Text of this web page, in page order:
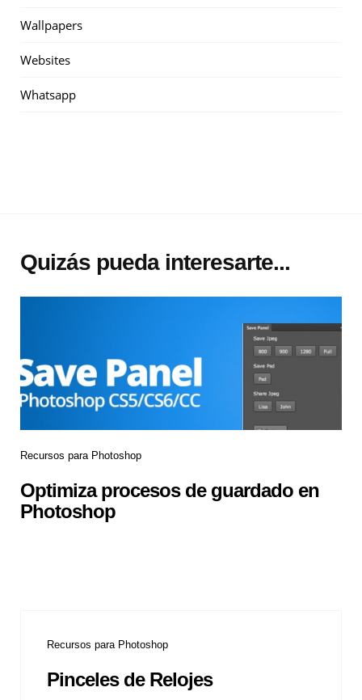
Wallpapers
Websites
Whatsapp
Quizás pueda interesarte...
Recursos para Photoshop
Optimiza procesos de guardado en
Photoshop
Recursos para Photoshop
Pinceles de Relojes